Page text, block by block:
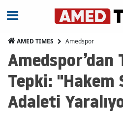
AMED TIMES Amedspor
Amedspor’dan
Tepki: "Hakem
Adaleti